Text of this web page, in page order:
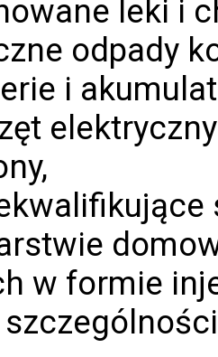
leki i
odpady
i
w formie